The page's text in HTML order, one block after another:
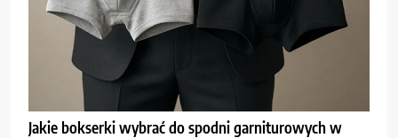
Jakie bokserki wybrać do spodni garniturowych w